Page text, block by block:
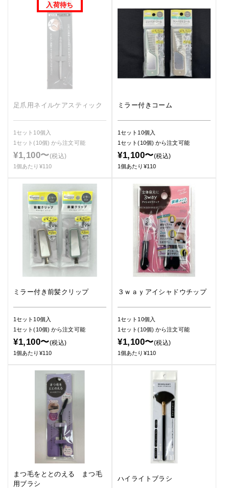
足爪用ネイルケアスティック
1セット10個入
1セット(10個)から注文可能
¥1,100〜(税込)
1個あたり¥110
ミラー付きコーム
1セット10個入
1セット(10個)から注文可能
¥1,100〜(税込)
1個あたり¥110
ミラー付き前髪クリップ
1セット10個入
1セット(10個)から注文可能
¥1,100〜(税込)
1個あたり¥110
３ｗａｙアイシャドウチップ
1セット10個入
1セット(10個)から注文可能
¥1,100〜(税込)
1個あたり¥110
まつ毛をととのえる まつ毛
用ブラシ
ハイライトブラシ